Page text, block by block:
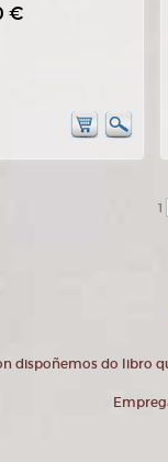
€
1
dispoñemos do libro